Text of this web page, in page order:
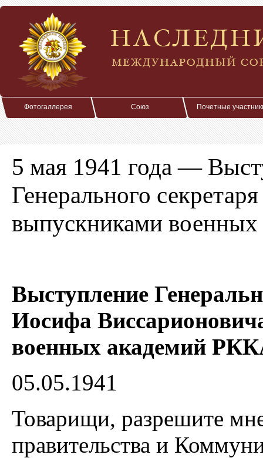
Фотогаллерея Союз Почетные
5 мая 1941 года —
Генерального
выпускниками
Выступление
Иосифа
военных академий
05.05.1941
Товарищи, разрешите
правительства и